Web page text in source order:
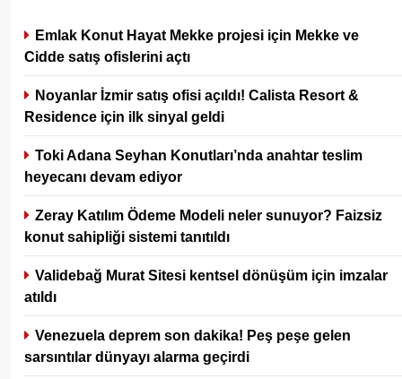
Emlak Konut Hayat Mekke projesi için Mekke ve
Cidde satış ofislerini açtı
Noyanlar İzmir satış ofisi açıldı! Calista Resort &
Residence için ilk sinyal geldi
Toki Adana Seyhan Konutları’nda anahtar teslim
heyecanı devam ediyor
Zeray Katılım Ödeme Modeli neler sunuyor? Faizsiz
konut sahipliği sistemi tanıtıldı
Validebağ Murat Sitesi kentsel dönüşüm için imzalar
atıldı
Venezuela deprem son dakika! Peş peşe gelen
sarsıntılar dünyayı alarma geçirdi